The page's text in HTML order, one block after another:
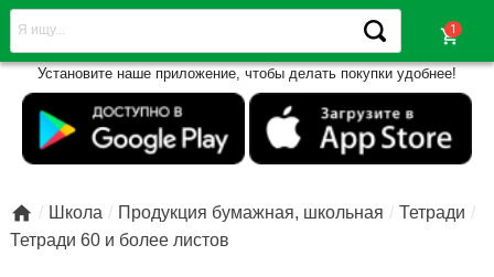
shopping_cart
Установите наше приложение, чтобы делать покупки удобнее!
 Школа Продукция бумажная, школьная
Тетради
Тетради 60 и более листов